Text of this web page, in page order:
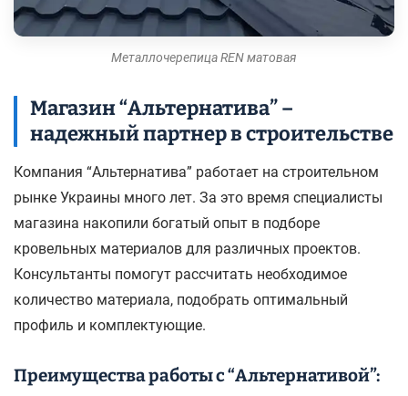
Металлочерепица REN матовая
Магазин “Альтернатива” –
надежный партнер в строительстве
Компания “Альтернатива” работает на строительном
рынке Украины много лет. За это время специалисты
магазина накопили богатый опыт в подборе
кровельных материалов для различных проектов.
Консультанты помогут рассчитать необходимое
количество материала, подобрать оптимальный
профиль и комплектующие.
Преимущества работы с “Альтернативой”: